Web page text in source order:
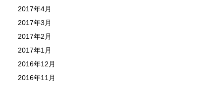
2017年4月
2017年3月
2017年2月
2017年1月
2016年12月
2016年11月